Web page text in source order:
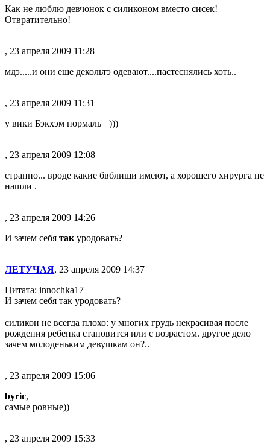
Как не люблю девчонок с силиконом вместо сисек!
Отвратительно!
, 23 апреля 2009 11:28
мдэ.....и они еще декольтэ одевают....пастеснялись хоть..
, 23 апреля 2009 11:31
у вики Бэкхэм нормаль =)))
, 23 апреля 2009 12:08
странно... вроде какие бвблищи имеют, а хорошего хирурга не
нашли .
, 23 апреля 2009 14:26
И зачем себя так уродовать?
ЛЕТУЧАЯ, 23 апреля 2009 14:37
Цитата: innochka17
И зачем себя так уродовать?
силикон не всегда плохо: у многих грудь некрасивая после
рождения ребенка становится или с возрастом. другое дело
зачем молоденьким девушкам он?..
, 23 апреля 2009 15:06
byric,
самые ровные))
, 23 апреля 2009 15:33